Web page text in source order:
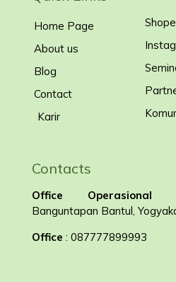
Home Page
About us
Blog
Contact
Karir
Contacts
Office Operasional
Banguntapan Bantul,
Office : 087777899993